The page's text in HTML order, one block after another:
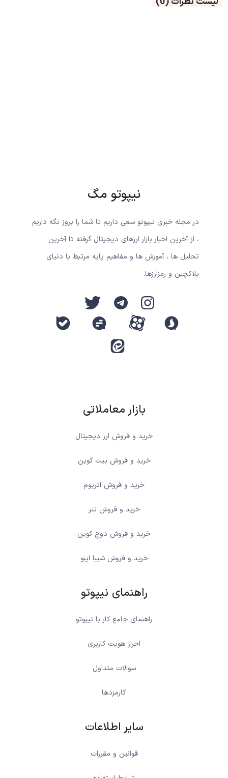
نیپوتو مگ
در مجله خبری نیپوتو سعی داریم تا شما را بروز نگه داریم
، از آخرین اخبار بازار ارزهای دیجیتال گرفته تا آخرین
تحلیل ها ، آموزش ها و مفاهیم پایه مرتبط با دنیای
بلاکچین و رمزارزها.
بازار معاملاتی
خرید و فروش ارز دیجیتال
خرید و فروش بیت کوین
خرید و فروش اتریوم
خرید و فروش تتر
خرید و فروش دوج کوین
خرید و فروش شیبا اینو
راهنمای نیپوتو
راهنمای جامع کار با نیپوتو
احراز هویت کاربری
سوالات متداول
کارمزدها
سایر اطلاعات
قوانین و مقررات